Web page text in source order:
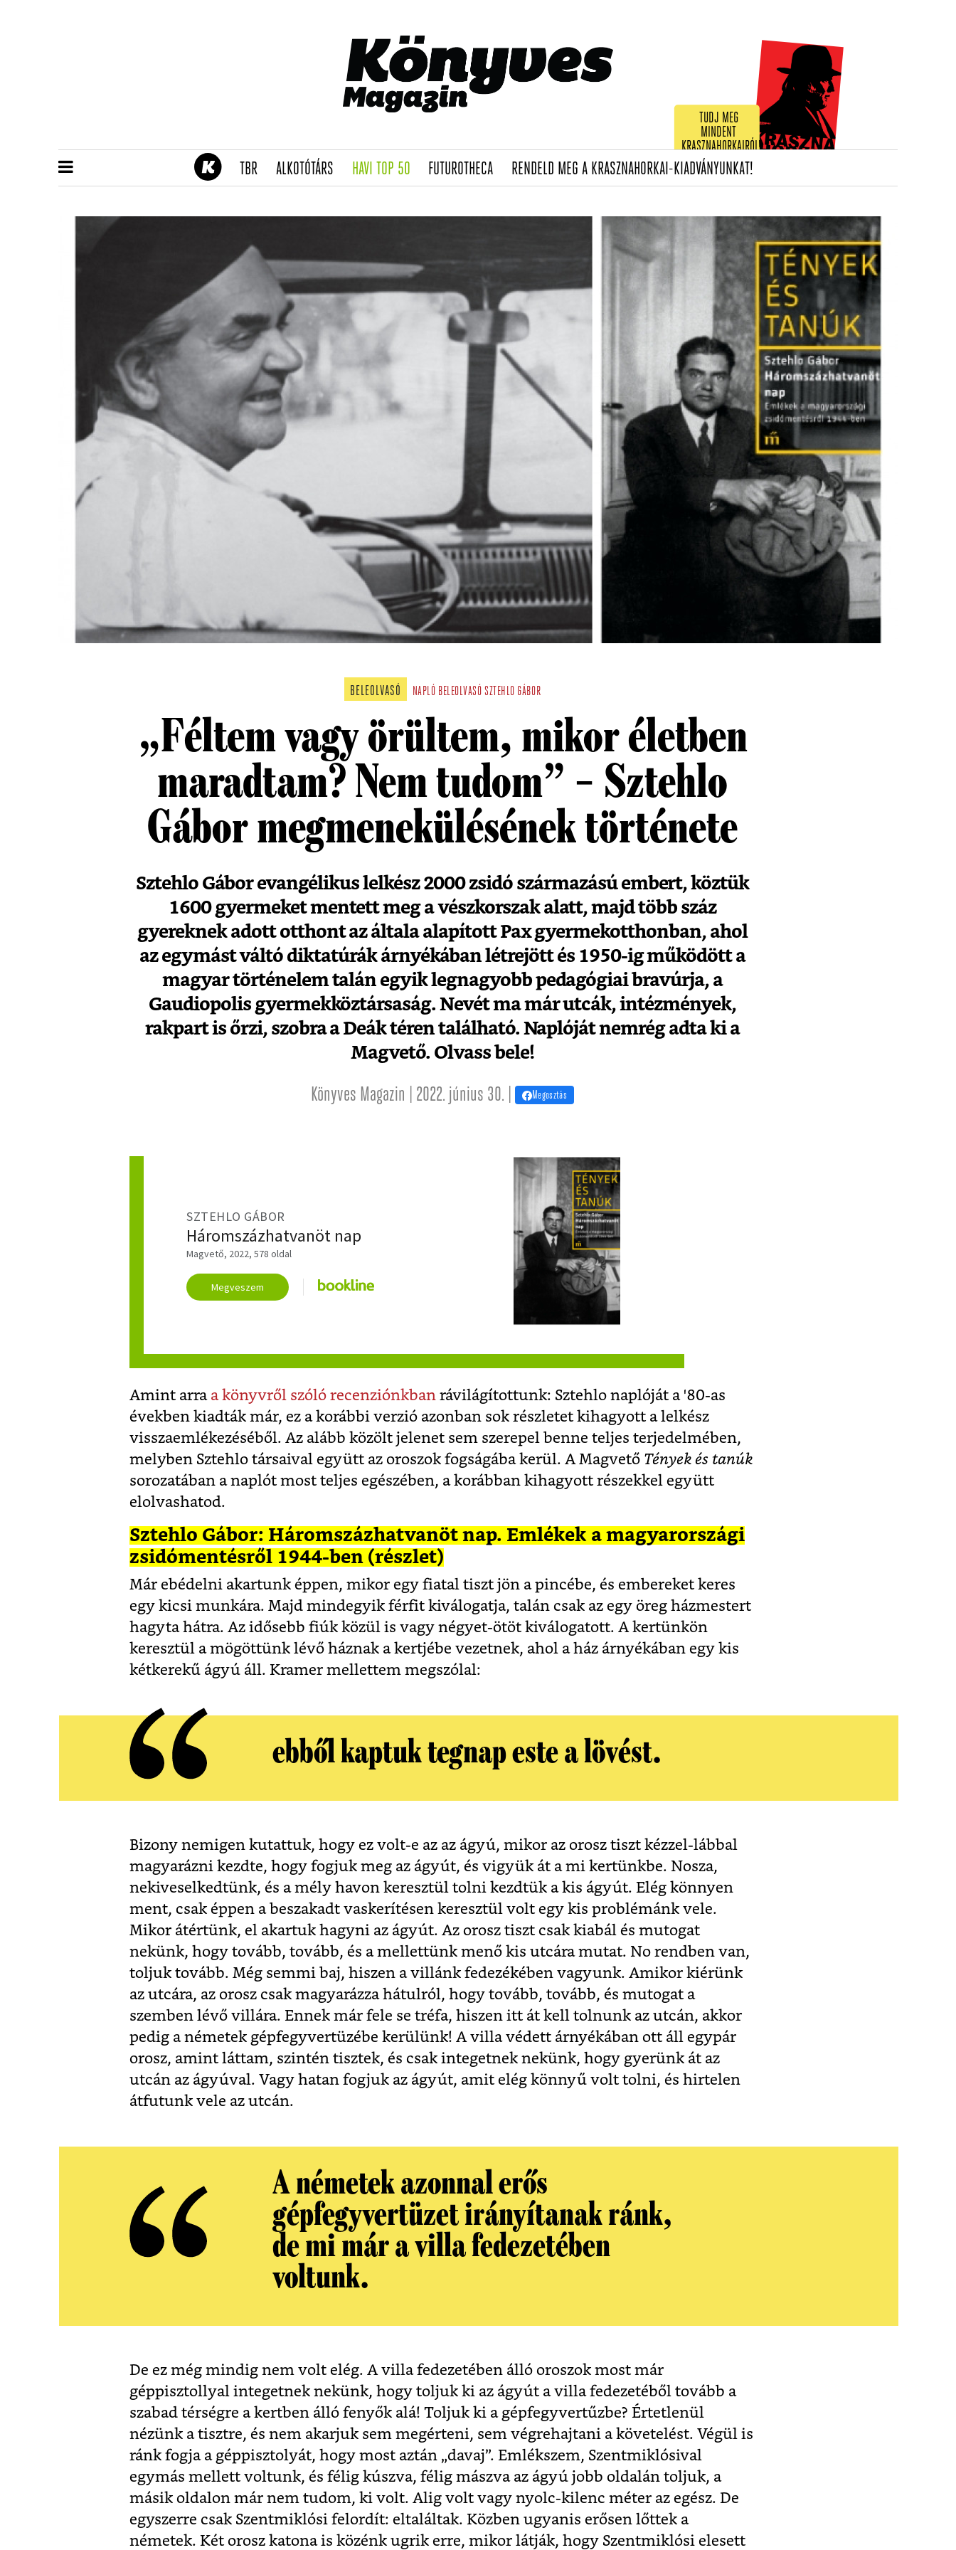
TUDJ MEG
MINDENT
KRASZNAHORKAIRÓL!
TBR(CURRENT)
ALKOTÓTÁRS(CURRENT)
HAVI TOP 50(CURRENT)
FUTUROTHECA(CURRENT)
RENDELD MEG A KRASZNAHORKAI-KIADVÁNYUNKAT!(CURRENT)
BELEOLVASÓ NAPLÓ BELEOLVASÓ SZTEHLO GÁBOR
„Féltem vagy örültem, mikor életben
maradtam? Nem tudom” – Sztehlo
Gábor megmenekülésének története
Sztehlo Gábor evangélikus lelkész 2000 zsidó származású embert, köztük
1600 gyermeket mentett meg a vészkorszak alatt, majd több száz
gyereknek adott otthont az általa alapított Pax gyermekotthonban, ahol
az egymást váltó diktatúrák árnyékában létrejött és 1950-ig működött a
magyar történelem talán egyik legnagyobb pedagógiai bravúrja, a
Gaudiopolis gyermekköztársaság. Nevét ma már utcák, intézmények,
rakpart is őrzi, szobra a Deák téren található. Naplóját nemrég adta ki a
Magvető. Olvass bele!
Könyves Magazin | 2022. június 30. | Megosztás
SZTEHLO GÁBOR
Háromszázhatvanöt nap
Magvető, 2022, 578 oldal
Megveszem
Amint arra a könyvről szóló recenziónkban rávilágítottunk: Sztehlo naplóját a '80-as
években kiadták már, ez a korábbi verzió azonban sok részletet kihagyott a lelkész
visszaemlékezéséből. Az alább közölt jelenet sem szerepel benne teljes terjedelmében,
melyben Sztehlo társaival együtt az oroszok fogságába kerül. A Magvető Tények és tanúk
sorozatában a naplót most teljes egészében, a korábban kihagyott részekkel együtt
elolvashatod.
Sztehlo Gábor: Háromszázhatvanöt nap. Emlékek a magyarországi
zsidómentésről 1944-ben (részlet)
Már ebédelni akartunk éppen, mikor egy fiatal tiszt jön a pincébe, és embereket keres
egy kicsi munkára. Majd mindegyik férfit kiválogatja, talán csak az egy öreg házmestert
hagyta hátra. Az idősebb fiúk közül is vagy négyet-ötöt kiválogatott. A kertünkön
keresztül a mögöttünk lévő háznak a kertjébe vezetnek, ahol a ház árnyékában egy kis
kétkerekű ágyú áll. Kramer mellettem megszólal:
ebből kaptuk tegnap este a lövést.
Bizony nemigen kutattuk, hogy ez volt-e az az ágyú, mikor az orosz tiszt kézzel-lábbal
magyarázni kezdte, hogy fogjuk meg az ágyút, és vigyük át a mi kertünkbe. Nosza,
nekiveselkedtünk, és a mély havon keresztül tolni kezdtük a kis ágyút. Elég könnyen
ment, csak éppen a beszakadt vaskerítésen keresztül volt egy kis problémánk vele.
Mikor átértünk, el akartuk hagyni az ágyút. Az orosz tiszt csak kiabál és mutogat
nekünk, hogy tovább, tovább, és a mellettünk menő kis utcára mutat. No rendben van,
toljuk tovább. Még semmi baj, hiszen a villánk fedezékében vagyunk. Amikor kiérünk
az utcára, az orosz csak magyarázza hátulról, hogy tovább, tovább, és mutogat a
szemben lévő villára. Ennek már fele se tréfa, hiszen itt át kell tolnunk az utcán, akkor
pedig a németek gépfegyvertüzébe kerülünk! A villa védett árnyékában ott áll egypár
orosz, amint láttam, szintén tisztek, és csak integetnek nekünk, hogy gyerünk át az
utcán az ágyúval. Vagy hatan fogjuk az ágyút, amit elég könnyű volt tolni, és hirtelen
átfutunk vele az utcán.
A németek azonnal erős
gépfegyvertüzet irányítanak ránk,
de mi már a villa fedezetében
voltunk.
De ez még mindig nem volt elég. A villa fedezetében álló oroszok most már
géppisztollyal integetnek nekünk, hogy toljuk ki az ágyút a villa fedezetéből tovább a
szabad térségre a kertben álló fenyők alá! Toljuk ki a gépfegyvertűzbe? Értetlenül
nézünk a tisztre, és nem akarjuk sem megérteni, sem végrehajtani a követelést. Végül is
ránk fogja a géppisztolyát, hogy most aztán „davaj”. Emlékszem, Szentmiklósival
egymás mellett voltunk, és félig kúszva, félig mászva az ágyú jobb oldalán toljuk, a
másik oldalon már nem tudom, ki volt. Alig volt vagy nyolc-kilenc méter az egész. De
egyszerre csak Szentmiklósi felordít: eltaláltak. Közben ugyanis erősen lőttek a
németek. Két orosz katona is közénk ugrik erre, mikor látják, hogy Szentmiklósi elesett